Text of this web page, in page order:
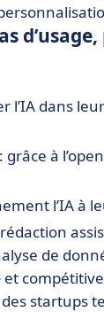
l’IA dans
: grâce à
l’IA à
de
et
startups